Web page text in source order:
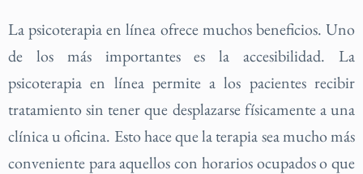
La psicoterapia en línea ofrece muchos beneficios. Uno
de los más importantes es la accesibilidad. La
psicoterapia en línea permite a los pacientes recibir
tratamiento sin tener que desplazarse físicamente a una
clínica u oficina. Esto hace que la terapia sea mucho más
conveniente para aquellos con horarios ocupados o que